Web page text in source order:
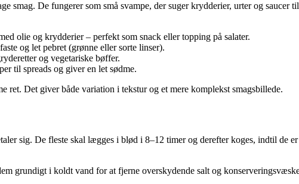
smag. De fungerer som små svampe, der suger krydderier, urter og saucer
olie og krydderier – perfekt som snack eller topping på salater.
og let pebret (grønne eller sorte linser).
og vegetariske bøffer.
til spreads og giver en let sødme.
Det giver både variation i tekstur og et mere komplekst smagsbillede.
sig. De fleste skal lægges i blød i 8–12 timer og derefter koges, indtil de
grundigt i koldt vand for at fjerne overskydende salt og